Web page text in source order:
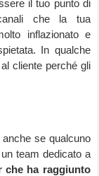
il tuo punto di
che la tua
inflazionato e
In qualche
cliente perché gli
se qualcuno
team dedicato a
che ha raggiunto